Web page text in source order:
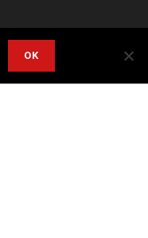
Contatto Privacy Policy
OK